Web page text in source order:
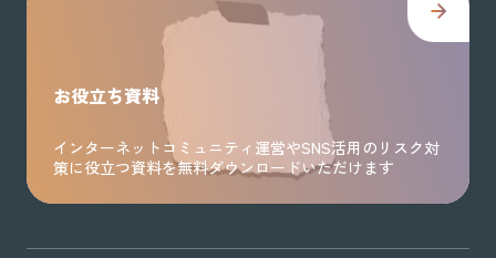
お役立ち資料
インターネットコミュニティ運営やSNS活用のリスク対
策に役立つ資料を無料ダウンロードいただけます